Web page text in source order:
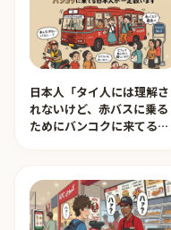
日本人「タイ人には理解さ
れないけど、赤バスに乗る
ためにバンコクに来てる日